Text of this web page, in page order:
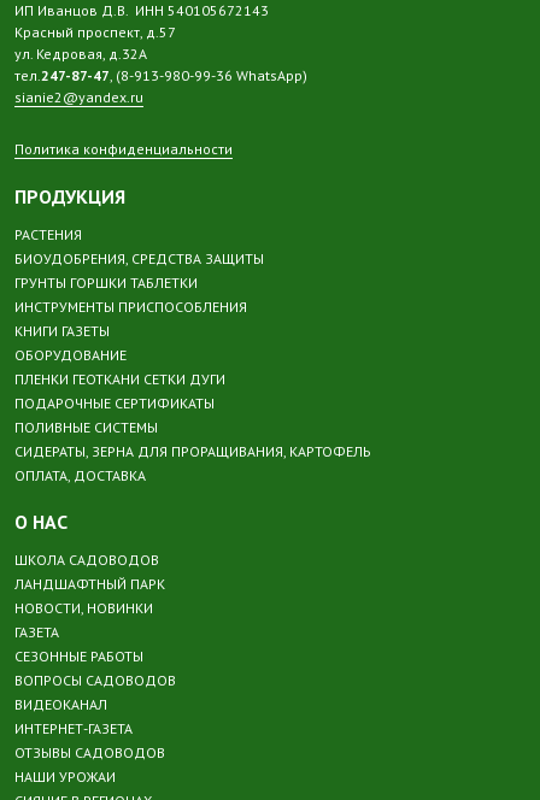
ИП Иванцов Д.В. ИНН 540105672143
Красный проспект, д.57
ул. Кедровая, д.32А
тел.247-87-47, (8-913-980-99-36 WhatsApp)
sianie2@yandex.ru
Политика конфиденциальности
ПРОДУКЦИЯ
РАСТЕНИЯ
БИОУДОБРЕНИЯ, СРЕДСТВА ЗАЩИТЫ
ГРУНТЫ ГОРШКИ ТАБЛЕТКИ
ИНСТРУМЕНТЫ ПРИСПОСОБЛЕНИЯ
КНИГИ ГАЗЕТЫ
ОБОРУДОВАНИЕ
ПЛЕНКИ ГЕОТКАНИ СЕТКИ ДУГИ
ПОДАРОЧНЫЕ СЕРТИФИКАТЫ
ПОЛИВНЫЕ СИСТЕМЫ
СИДЕРАТЫ, ЗЕРНА ДЛЯ ПРОРАЩИВАНИЯ, КАРТОФЕЛЬ
ОПЛАТА, ДОСТАВКА
О НАС
ШКОЛА САДОВОДОВ
ЛАНДШАФТНЫЙ ПАРК
НОВОСТИ, НОВИНКИ
ГАЗЕТА
СЕЗОННЫЕ РАБОТЫ
ВОПРОСЫ САДОВОДОВ
ВИДЕОКАНАЛ
ИНТЕРНЕТ-ГАЗЕТА
ОТЗЫВЫ САДОВОДОВ
НАШИ УРОЖАИ